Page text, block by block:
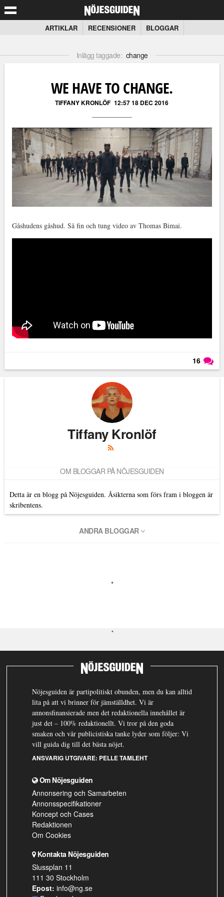
ARTIKLAR RECENSIONER BLOGGAR
Inlägg taggade: change
WE HAVE TO CHANGE.
TIFFANY KRONLÖF 12:57 18 DEC 2016
Gåshudens gåshud. Så fin och tung video av Thomas Bimai.
16
Tiffany Kronlöf
OM BLOGGAR PÅ NÖJESGUIDEN
Detta är en blogg på Nöjesguiden. Åsikterna som förs fram i bloggen är
skribentens.
ANDRA BLOGGAR
Nöjesguiden är partipolitiskt obunden, men du kan alltid
lita på att vi brinner för jämställdhet. Vi är
annonsfinansierade men det redaktionella innehållet är
just det – 100% redaktionellt. Vi tror på den goda
smaken och vår publicistiska tanke lyder som följer: Vi
vill guida dig till det bästa nöjet.
ANSVARIG UTGIVARE: PELLE TAMLEHT
Om Nöjesguiden
Annonsering och Samarbeten
Annonsspecifikationer
Koncept och Cases
Redaktionen
Om Cookies
Kontakta Nöjesguiden
Slussplan 11
111 30 Stockholm
Epost: info@ng.se